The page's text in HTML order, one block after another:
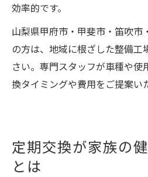
効率的です。
山梨県甲府市・甲斐市・笛吹市
の方は、地域に根ざした整備工
さい。専門スタッフが車種や使
換タイミングや費用をご提案い
定期交換が家族の
とは